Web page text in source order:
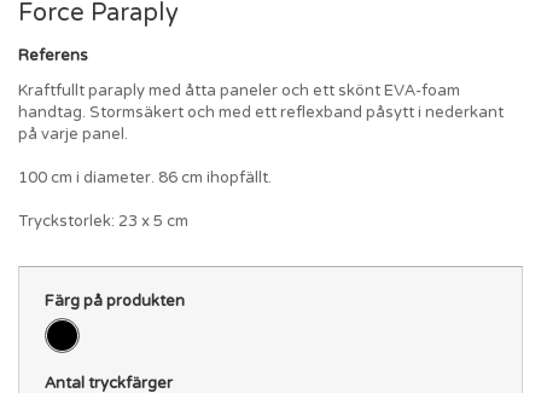
Force Paraply
Referens
Kraftfullt paraply med åtta paneler och ett skönt EVA-foam
handtag. Stormsäkert och med ett reflexband påsytt i nederkant
på varje panel.
100 cm i diameter. 86 cm ihopfällt.
Tryckstorlek: 23 x 5 cm
Färg på produkten
Antal tryckfärger